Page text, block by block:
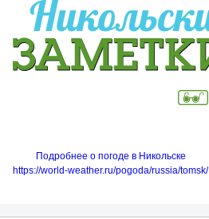
Подробнее о погоде в Никольске
https://world-weather.ru/pogoda/russia/tomsk/